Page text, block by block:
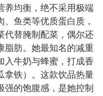
养均衡，绝不采用极端
鱼类等优质蛋白质，
代替腌制配菜，偶尔还
脂肪。她最知名的减重
入牛奶与蜂蜜，打成香
拿铁）。这款饮品热量
的饱腹感，是她控制